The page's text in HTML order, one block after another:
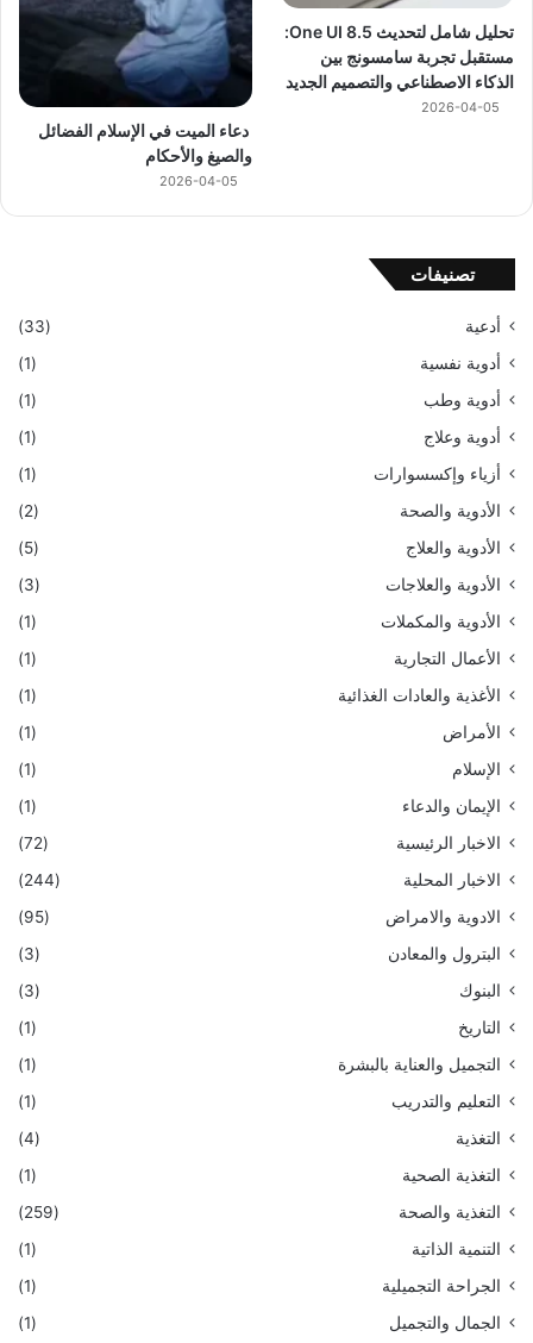
تحليل شامل لتحديث One UI 8.5:
مستقبل تجربة سامسونج بين
الذكاء الاصطناعي والتصميم الجديد
2026-04-05
دعاء الميت في الإسلام الفضائل
والصيغ والأحكام
2026-04-05
تصنيفات
أدعية
(33)
أدوية نفسية
(1)
أدوية وطب
(1)
أدوية وعلاج
(1)
أزياء وإكسسوارات
(1)
الأدوية والصحة
(2)
الأدوية والعلاج
(5)
الأدوية والعلاجات
(3)
الأدوية والمكملات
(1)
الأعمال التجارية
(1)
الأغذية والعادات الغذائية
(1)
الأمراض
(1)
الإسلام
(1)
الإيمان والدعاء
(1)
الاخبار الرئيسية
(72)
الاخبار المحلية
(244)
الادوية والامراض
(95)
البترول والمعادن
(3)
البنوك
(3)
التاريخ
(1)
التجميل والعناية بالبشرة
(1)
التعليم والتدريب
(1)
التغذية
(4)
التغذية الصحية
(1)
التغذية والصحة
(259)
التنمية الذاتية
(1)
الجراحة التجميلية
(1)
الجمال والتجميل
(1)